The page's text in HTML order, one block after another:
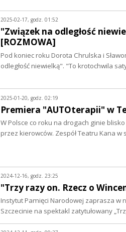
2025-02-17, godz. 01:52
"Związek na odległość
[ROZMOWA]
Pod koniec roku Dorota Chrulska i
odległość niewielką". "To krotochwila
2025-01-20, godz. 02:19
Premiera "AUTOterapii" w
W Polsce co roku na drogach ginie
przez kierowców. Zespół Teatru Kana
2024-12-16, godz. 23:25
"Trzy razy on. Rzecz o
Instytut Pamięci Narodowej zaprasza w
Szczecinie na spektakl zatytułowany